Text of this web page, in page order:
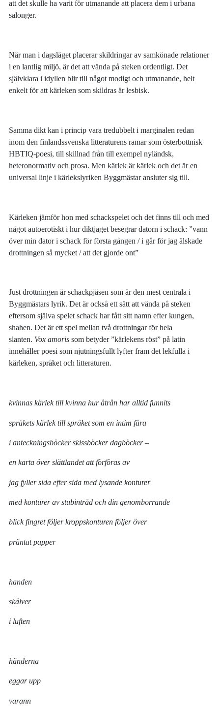
att det skulle ha varit för utmanande att placera dem i urbana
salonger.
När man i dagsläget placerar skildringar av samkönade relationer
i en lantlig miljö, är det att vända på steken ordentligt. Det
självklara i idyllen blir till något modigt och utmanande, helt
enkelt för att kärleken som skildras är lesbisk.
Samma dikt kan i princip vara tredubbelt i marginalen redan
inom den finlandssvenska litteraturens ramar som österbottnisk
HBTIQ-poesi, till skillnad från till exempel nyländsk,
heteronormativ och prosa. Men kärlek är kärlek och det är en
universal linje i kärlekslyriken Byggmästar ansluter sig till.
Kärleken jämför hon med schackspelet och det finns till och med
något autoerotiskt i hur diktjaget besegrar datorn i schack: ”vann
över min dator i schack för första gången / i går för jag älskade
drottningen så mycket / att det gjorde ont”
Just drottningen är schackpjäsen som är den mest centrala i
Byggmästars lyrik. Det är också ett sätt att vända på steken
eftersom själva spelet schack har fått sitt namn efter kungen,
shahen. Det är ett spel mellan två drottningar för hela
slanten. Vox amoris som betyder ”kärlekens röst” på latin
innehåller poesi som njutningsfullt lyfter fram det lekfulla i
kärleken, språket och litteraturen.
kvinnas kärlek till kvinna hur åtrån har alltid funnits
språkets kärlek till språket som en intim fåra
i anteckningsböcker skissböcker dagböcker –
en karta över slättlandet att förföras av
jag fyller sida efter sida med lysande konturer
med konturer av stubintråd och din genomborrande
blick fingret följer kroppskonturen följer över
präntat papper
handen
skälver
i luften
händerna
eggar upp
varann